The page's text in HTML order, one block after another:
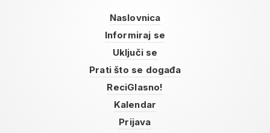
Naslovnica
Informiraj se
Uključi se
Prati što se događa
ReciGlasno!
Kalendar
Prijava